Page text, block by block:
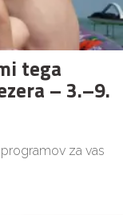
tega
– 3.–9.
za vas